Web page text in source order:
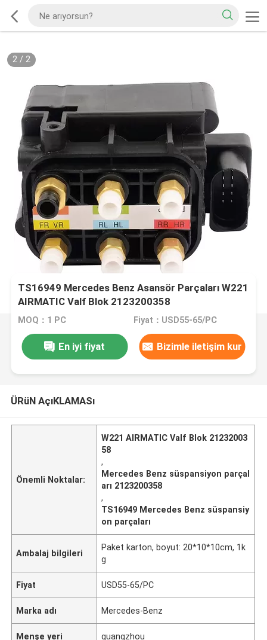
2/ 2
TS16949 Mercedes Benz Asansör Parçaları W221
AIRMATIC Valf Blok 2123200358
MOQ：1 PC Fiyat：USD55-65/PC
En iyi fiyat Bizimle iletişim kur
ÜRüN AçıKLAMASı
Önemli Noktalar:
W221 AIRMATIC Valf Blok 21232003
58
,
Mercedes Benz süspansiyon parçal
arı 2123200358
,
TS16949 Mercedes Benz süspansiy
on parçaları
Ambalaj bilgileri
Paket karton, boyut: 20*10*10cm, 1k
g
Fiyat USD55-65/PC
Marka adı Mercedes-Benz
Menşe yeri guangzhou